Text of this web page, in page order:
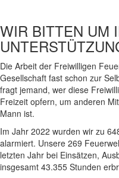
WIR BITTEN UM
Die Arbeit der Freiwilligen
Gesellschaft fast schon zur
fragt jemand, wer diese
Freizeit opfern, um anderen
Mann ist.
Im Jahr 2022 wurden wir zu
alarmiert. Unsere 269
letzten Jahr bei Einsätzen,
insgesamt 43.355 Stunden